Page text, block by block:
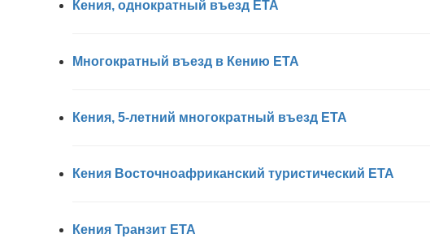
Кения, однократный въезд ETA
Многократный въезд в Кению ETA
Кения, 5-летний многократный въезд ETA
Кения Восточноафриканский туристический ETA
Кения Транзит ETA